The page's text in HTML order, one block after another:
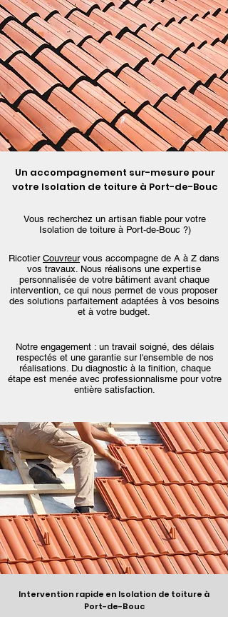
Un accompagnement sur-mesure pour
votre Isolation de toiture à Port-de-Bouc
Vous recherchez un artisan fiable pour votre
Isolation de toiture à Port-de-Bouc ?)
Ricotier Couvreur vous accompagne de A à Z dans
vos travaux. Nous réalisons une expertise
personnalisée de votre bâtiment avant chaque
intervention, ce qui nous permet de vous proposer
des solutions parfaitement adaptées à vos besoins
et à votre budget.
Notre engagement : un travail soigné, des délais
respectés et une garantie sur l'ensemble de nos
réalisations. Du diagnostic à la finition, chaque
étape est menée avec professionnalisme pour votre
entière satisfaction.
Intervention rapide en Isolation de toiture à
Port-de-Bouc